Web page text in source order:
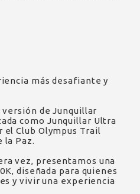
más desafiante y
versión de Junquillar
como Junquillar Ultra
Club Olympus Trail
la Paz.
vez, presentamos una
diseñada para quienes
y vivir una experiencia